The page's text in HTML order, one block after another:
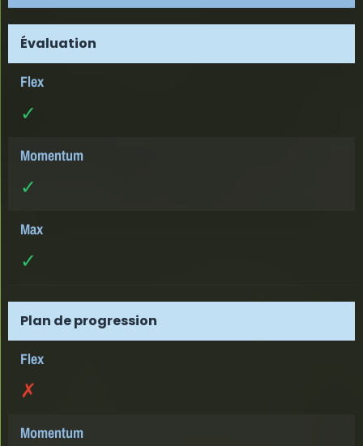
Évaluation
✓
✓
✓
Plan de progression
✗